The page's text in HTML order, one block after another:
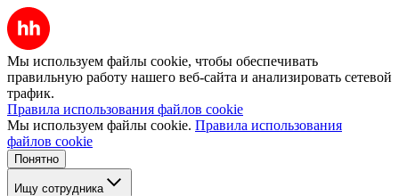
Мы используем файлы cookie, чтобы обеспечивать
правильную работу нашего веб-сайта и анализировать сетевой
трафик.
Правила использования файлов cookie
Мы используем файлы cookie. Правила использования
файлов cookie
Понятно
Ищу сотрудника